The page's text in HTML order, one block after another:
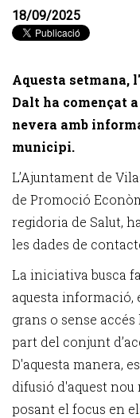
18/09/2025
Aquesta setmana,
Dalt ha començat
nevera amb
municipi.
L’Ajuntament de
de Promoció
regidoria de Salut,
les dades de
La iniciativa busca
aquesta informació,
grans o sense
part del conjunt
D'aquesta manera,
difusió d'aquest
posant el focus en